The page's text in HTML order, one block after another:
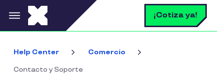
Pasar al contenido principal ¡Cotiza ya!
Help Center Comercio
Contacto y Soporte